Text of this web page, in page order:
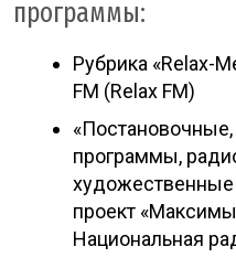
программы:
Рубрика «Relax-
FM (Relax FM)
программы,
художественные
проект
Национальная